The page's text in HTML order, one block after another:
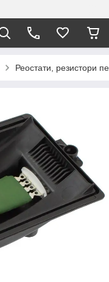
Реостати, резистори